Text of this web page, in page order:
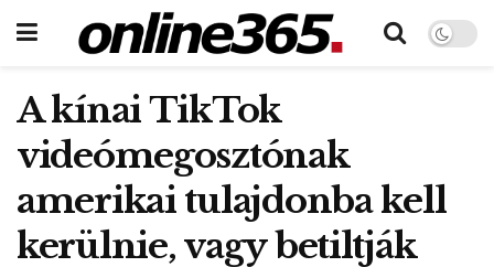
A kínai TikTok
videómegosztónak
amerikai tulajdonba kell
kerülnie, vagy betiltják